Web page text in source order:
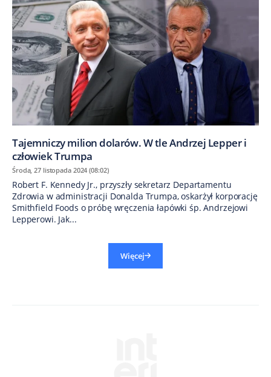
Tajemniczy milion dolarów. W tle Andrzej Lepper i
człowiek Trumpa
Środa, 27 listopada 2024 (08:02)
Robert F. Kennedy Jr., przyszły sekretarz Departamentu
Zdrowia w administracji Donalda Trumpa, oskarżył korporację
Smithfield Foods o próbę wręczenia łapówki śp. Andrzejowi
Lepperowi. Jak...
Więcej